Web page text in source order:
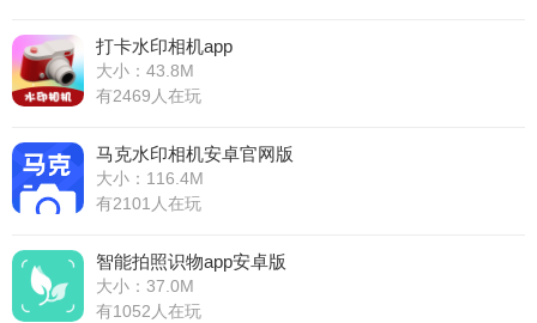
打卡水印相机app
大小：43.8M
有2469人在玩
马克水印相机安卓官网版
大小：116.4M
有2101人在玩
智能拍照识物app安卓版
大小：37.0M
有1052人在玩